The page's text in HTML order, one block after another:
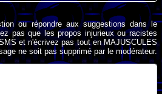
ou répondre aux suggestions dans le
pas que les propos injurieux ou racistes
et n'écrivez pas tout en MAJUSCULES
ne soit pas supprimé par le modérateur.